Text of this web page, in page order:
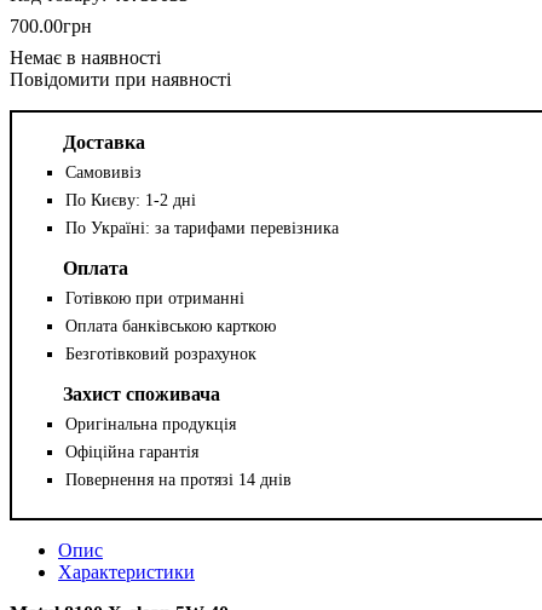
700.00грн
Повідомити при наявності
Доставка
Самовивіз
По Києву: 1-2 дні
По Україні: за тарифами перевізника
Оплата
Готівкою при отриманні
Оплата банківською карткою
Безготівковий розрахунок
Захист споживача
Оригінальна продукція
Офіційна гарантія
Повернення на протязі 14 днів
Опис
Характеристики